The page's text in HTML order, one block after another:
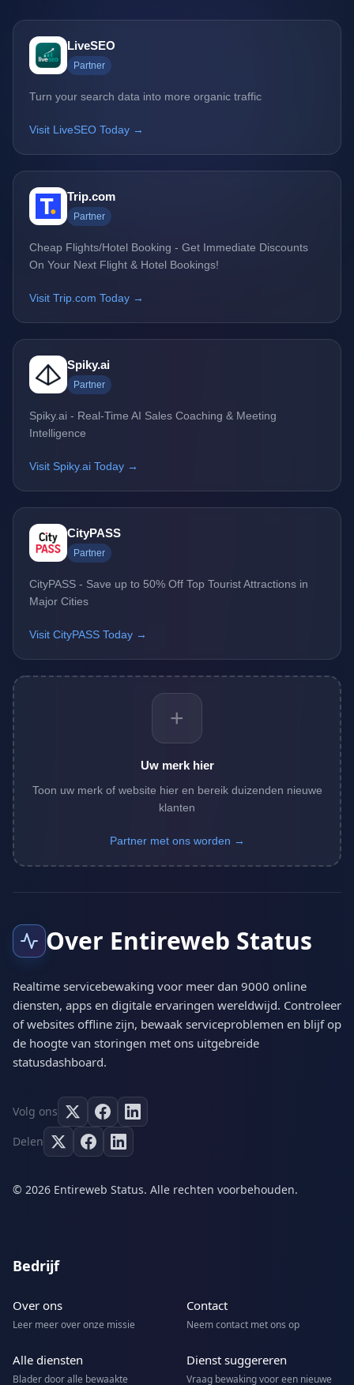
LiveSEO
Partner
Turn your search data into more organic traffic
Visit LiveSEO Today →
Trip.com
Partner
Cheap Flights/Hotel Booking - Get Immediate Discounts
On Your Next Flight & Hotel Bookings!
Visit Trip.com Today →
Spiky.ai
Partner
Spiky.ai - Real-Time AI Sales Coaching & Meeting
Intelligence
Visit Spiky.ai Today →
CityPASS
Partner
CityPASS - Save up to 50% Off Top Tourist Attractions in
Major Cities
Visit CityPASS Today →
+
Uw merk hier
Toon uw merk of website hier en bereik duizenden nieuwe
klanten
Partner met ons worden →
Over Entireweb Status
Realtime servicebewaking voor meer dan 9000 online
diensten, apps en digitale ervaringen wereldwijd. Controleer
of websites offline zijn, bewaak serviceproblemen en blijf op
de hoogte van storingen met ons uitgebreide
statusdashboard.
Volg ons
Delen
© 2026 Entireweb Status. Alle rechten voorbehouden.
Bedrijf
Over ons
Leer meer over onze missie
Contact
Neem contact met ons op
Alle diensten
Blader door alle bewaakte
Dienst suggereren
Vraag bewaking voor een nieuwe